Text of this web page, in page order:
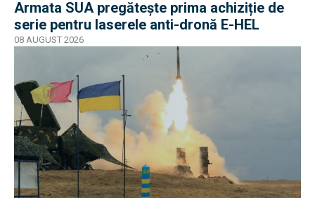
Armata SUA pregătește prima achiziție de
serie pentru laserele anti-dronă E-HEL
08 AUGUST 2026